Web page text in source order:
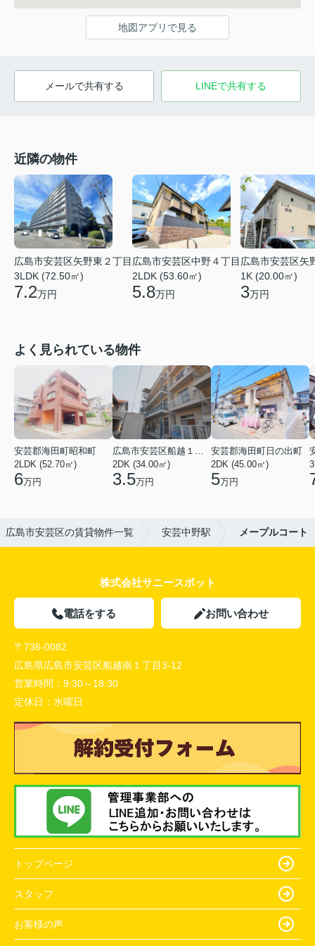
地図アプリで見る
メールで共有する LINEで共有する
近隣の物件
広島市安芸区矢野東２丁目
3LDK (72.50㎡)
7.2万円
広島市安芸区中野４丁目
2LDK (53.60㎡)
5.8万円
広島市安芸区矢
1K (20.00㎡)
3万円
よく見られている物件
安芸郡海田町昭和町
2LDK (52.70㎡)
6万円
広島市安芸区船越１丁目
2DK (34.00㎡)
3.5万円
安芸郡海田町日の出町
2DK (45.00㎡)
5万円
広島市安芸区の賃貸物件一覧 安芸中野駅 メープルコート
株式会社サニースポット
電話をする お問い合わせ
〒736-0082
広島県広島市安芸区船越南１丁目3-12
営業時間： 9:30～18:30
定休日： 水曜日
トップページ
スタッフ
お客様の声